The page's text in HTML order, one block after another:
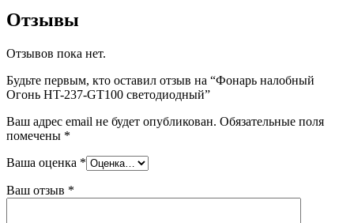
Отзывы
Отзывов пока нет.
Будьте первым, кто оставил отзыв на “Фонарь налобный
Огонь HT-237-GT100 светодиодный”
Ваш адрес email не будет опубликован. Обязательные поля
помечены *
Ваша оценка *
Ваш отзыв *